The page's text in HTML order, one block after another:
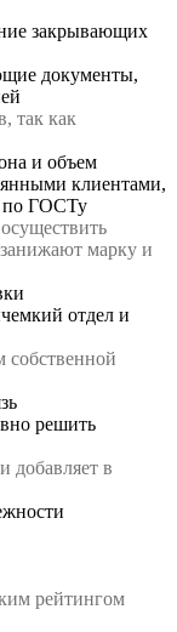
закрывающих
документы,
так как
и объем
клиентами,
по ГОСТу
марку и
отдел и
собственной
решить
добавляет в
рейтингом